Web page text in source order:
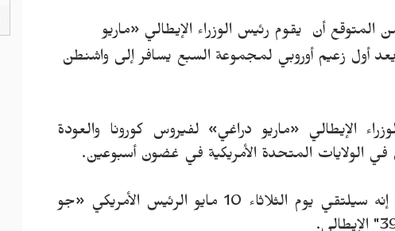
المتوقع أن يقوم رئيس الوزراء الإيطالي «ماريو
يعد أول زعيم أوروبي لمجموعة السبع يسافر إلى واشنطن
الإيطالي «ماريو دراغي» لفيروس كورونا والعودة
في الولايات المتحدة الأمريكية في غضون أسبوعين.
وقال "بالاتسو كيجي" الإيطالي (مقر الحكومة) إنه سيلتقي يوم الثلاثاء 10 مايو الرئيس الأمريكي «جو